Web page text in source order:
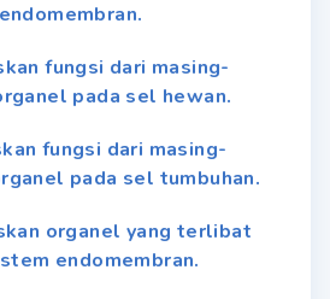
fungsi dari masing-
pada sel hewan.
fungsi dari masing-
pada sel tumbuhan.
organel yang terlibat
endomembran.